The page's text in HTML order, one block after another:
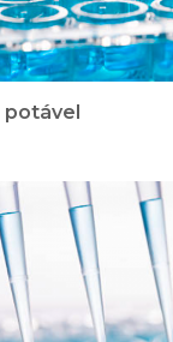
potável